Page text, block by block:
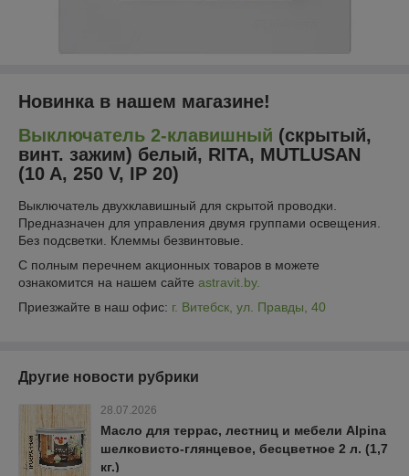
Новинка в нашем магазине!
Выключатель 2-клавишный (скрытый,
винт. зажим) белый, RITA, MUTLUSAN
(10 A, 250 V, IP 20)
Выключатель двухклавишный для скрытой проводки.
Предназначен для управления двумя группами освещения.
Без подсветки. Клеммы безвинтовые.
С полным перечнем акционных товаров в можете
ознакомится на нашем сайте astravit.by.
Приезжайте в наш офис: г. Витебск, ул. Правды, 40
Другие новости рубрики
28.07.2026
Масло для террас, лестниц и мебели Alpina
шелковисто-глянцевое, бесцветное 2 л. (1,7
кг.)